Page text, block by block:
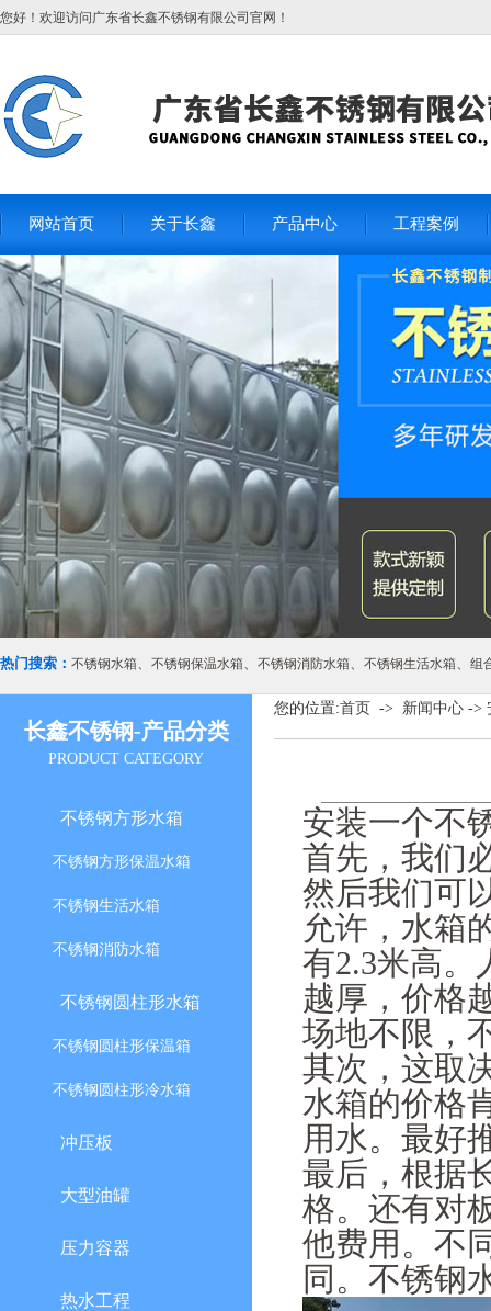
您好！欢迎访问广东省长鑫不锈钢有限公司官网！
网站首页 关于长鑫 产品中心 工程案例
热门搜索： 不锈钢水箱、 不锈钢保温水箱、 不锈钢消防水箱、 不锈钢生活水箱、 组
长鑫不锈钢-产品分类
PRODUCT CATEGORY
不锈钢方形水箱
不锈钢方形保温水箱
不锈钢生活水箱
不锈钢消防水箱
不锈钢圆柱形水箱
不锈钢圆柱形保温箱
不锈钢圆柱形冷水箱
冲压板
大型油罐
压力容器
热水工程
您的位置:首页 -> 新闻中心 ->
安装一个不
首先，我们
然后我们可
允许，水箱
有2.3米高。
越厚，价格
场地不限，
其次，这取
水箱的价格
用水。最好
最后，根据
格。还有对
他费用。不
同。不锈钢